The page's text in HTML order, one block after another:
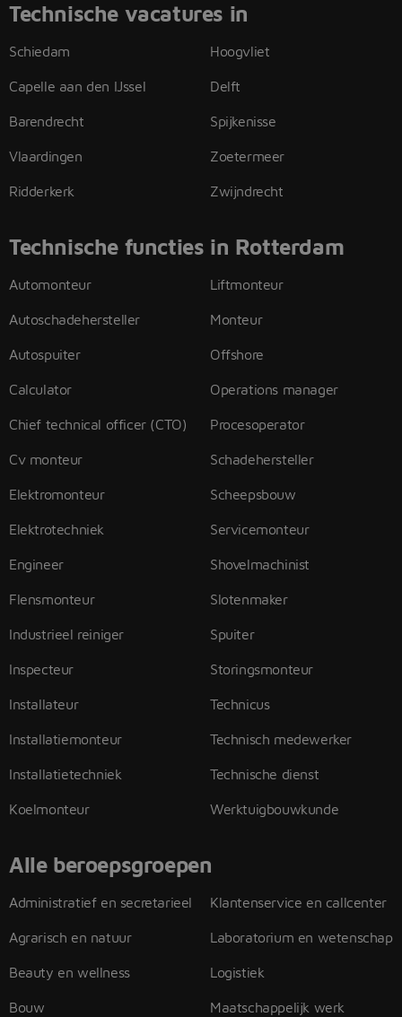
Technische vacatures in
Schiedam
Capelle aan den IJssel
Barendrecht
Vlaardingen
Ridderkerk
Hoogvliet
Delft
Spijkenisse
Zoetermeer
Zwijndrecht
Technische functies in Rotterdam
Automonteur
Autoschadehersteller
Autospuiter
Calculator
Chief technical officer (CTO)
Cv monteur
Elektromonteur
Elektrotechniek
Engineer
Flensmonteur
Industrieel reiniger
Inspecteur
Installateur
Installatiemonteur
Installatietechniek
Koelmonteur
Liftmonteur
Monteur
Offshore
Operations manager
Procesoperator
Schadehersteller
Scheepsbouw
Servicemonteur
Shovelmachinist
Slotenmaker
Spuiter
Storingsmonteur
Technicus
Technisch medewerker
Technische dienst
Werktuigbouwkunde
Alle beroepsgroepen
Administratief en secretarieel
Agrarisch en natuur
Beauty en wellness
Bouw
Klantenservice en callcenter
Laboratorium en wetenschap
Logistiek
Maatschappelijk werk